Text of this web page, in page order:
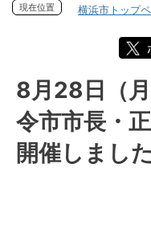
現在位置
横浜市トップ
フォトダイアリー 2023年
フォトダイアリー 2023年8
8月28日（月曜日）「県内
開催しました
8月28日（
令市市長・
開催しました